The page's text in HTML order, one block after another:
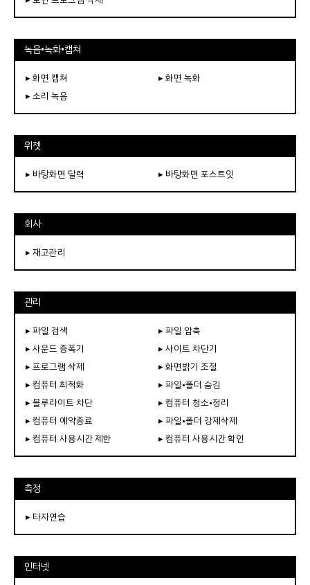
녹음•녹화•캡쳐
▸ 화면 캡쳐
▸ 화면 녹화
▸ 소리 녹음
위젯
▸ 바탕화면 달력 ▸ 바탕화면 포스트잇
회사
▸ 재고관리
관리
▸ 파일 검색
▸ 파일 압축
▸ 사운드 증폭기
▸ 사이트 차단기
▸ 프로그램 삭제
▸ 화면밝기 조절
▸ 컴퓨터 최적화
▸ 파일•폴더 숨김
▸ 블루라이트 차단
▸ 컴퓨터 청소•정리
▸ 컴퓨터 예약종료
▸ 파일•폴더 강제삭제
▸ 컴퓨터 사용시간 제한
▸ 컴퓨터 사용시간 확인
측정
▸ 타자연습
인터넷